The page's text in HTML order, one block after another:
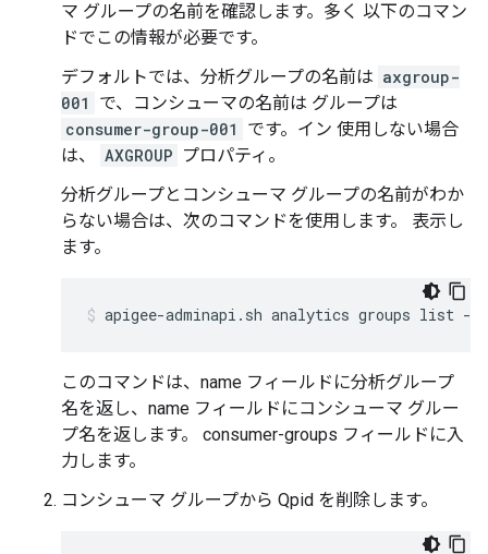
マ グループの名前を確認します。多く 以下のコマン
ドでこの情報が必要です。
デフォルトでは、分析グループの名前は axgroup-
001
で、コンシューマの名前は グループは
consumer-group-001
です。イン 使用しない場合
は、
AXGROUP プロパティ。
分析グループとコンシューマ グループの名前がわか
らない場合は、次のコマンドを使用します。 表示し
ます。
apigee-adminapi.sh analytics groups list --
このコマンドは、name フィールドに分析グループ
名を返し、name フィールドにコンシューマ グルー
プ名を返します。 consumer-groups フィールドに入
力します。
コンシューマ グループから Qpid を削除します。